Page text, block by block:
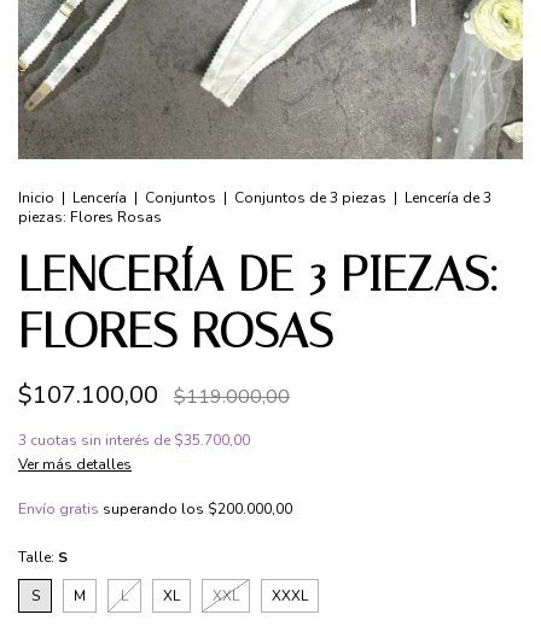
Inicio | Lencería | Conjuntos | Conjuntos de 3 piezas | Lencería de 3
piezas: Flores Rosas
LENCERÍA DE 3 PIEZAS:
FLORES ROSAS
$107.100,00 $119.000,00
3 cuotas sin interés de $35.700,00
Ver más detalles
Envío gratis superando los $200.000,00
Talle: S
S
M L XL XXL XXXL